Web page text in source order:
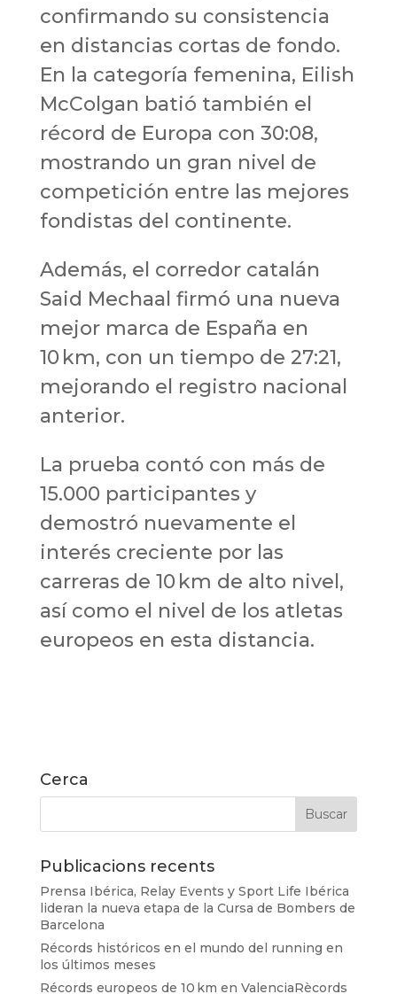
confirmando su consistencia
en distancias cortas de fondo.
En la categoría femenina, Eilish
McColgan batió también el
récord de Europa con 30:08,
mostrando un gran nivel de
competición entre las mejores
fondistas del continente.
Además, el corredor catalán
Said Mechaal firmó una nueva
mejor marca de España en
10 km, con un tiempo de 27:21,
mejorando el registro nacional
anterior.
La prueba contó con más de
15.000 participantes y
demostró nuevamente el
interés creciente por las
carreras de 10 km de alto nivel,
así como el nivel de los atletas
europeos en esta distancia.
Cerca
Publicacions recents
Prensa Ibérica, Relay Events y Sport Life Ibérica
lideran la nueva etapa de la Cursa de Bombers de
Barcelona
Récords históricos en el mundo del running en
los últimos meses
Récords europeos de 10 km en ValenciaRècords